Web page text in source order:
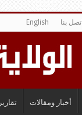
اتصل بنا English
أخبار ومقالات تقارير